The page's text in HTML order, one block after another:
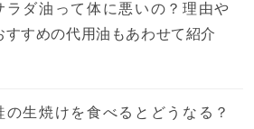
ラダ油って体に悪いの？理由や
すすめの代用油もあわせて紹介
の生焼けを食べるとどうなる？